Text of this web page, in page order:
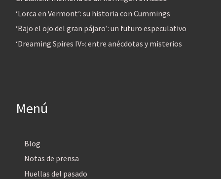
‘Lorca en Vermont’: su historia con Cummings
‘Bajo el ojo del gran pájaro’: un futuro especulativo
‘Dreaming Spires IV»: entre anécdotas y misterios
Menú
Blog
Notas de prensa
Huellas del pasado